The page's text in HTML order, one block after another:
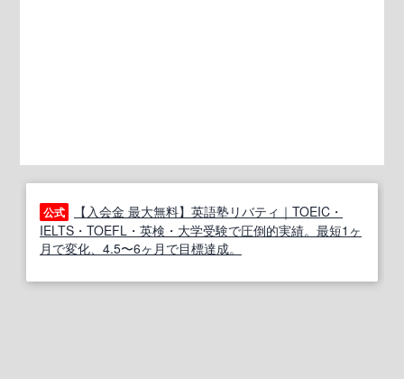
公式
【入会金 最大無料】英語塾リバティ｜TOEIC・
IELTS・TOEFL・英検・大学受験で圧倒的実績。最短1ヶ
月で変化、4.5〜6ヶ月で目標達成。